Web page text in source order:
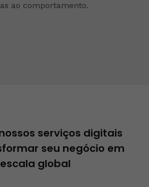
ao comportamento.
serviços digitais
seu negócio em
escala global